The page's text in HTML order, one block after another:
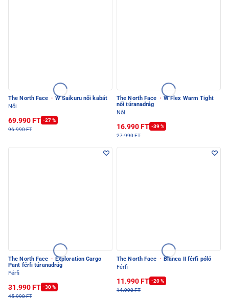
The North Face · W Saikuru női kabát
Női
69.990 FT -27 %
96.990 FT
The North Face · W Flex Warm Tight
női túranadrág
Női
16.990 FT -39 %
27.990 FT
The North Face · Exploration Cargo
Pant férfi túranadrág
Férfi
31.990 FT -30 %
45.990 FT
The North Face · Blanca II férfi póló
Férfi
11.990 FT -20 %
14.990 FT